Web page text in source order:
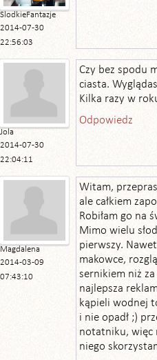
SlodkieFantazje
2014-07-30
22:56:03
Jola
2014-07-30
22:04:11
Czy bez spodu
ciasta.
Kilka razy w
Odpowiedz
Magdalena
2014-03-09
07:43:10
Witam,
ale całkiem
Robiłam go na
Mimo wielu
pierwszy.
makowce,
sernikiem niż
najlepsza
kąpieli wodnej
i nie opadł ;)
notatniku, więc
niego